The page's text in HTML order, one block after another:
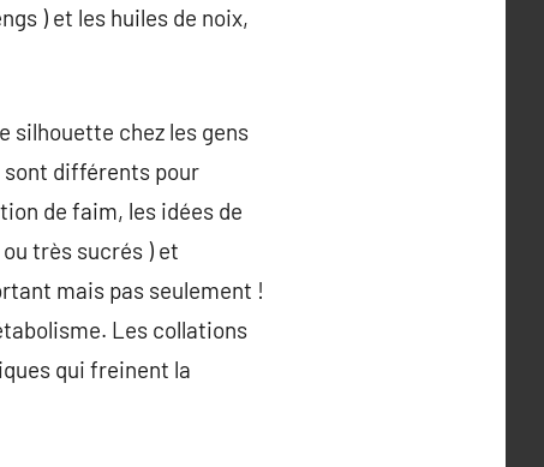
) et les huiles de noix,
silhouette chez les gens
sont différents pour
de faim, les idées de
très sucrés ) et
mais pas seulement !
Les collations
qui freinent la